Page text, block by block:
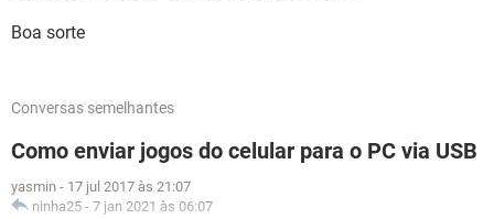
Boa sorte
Conversas semelhantes
Como enviar jogos do celular para o PC via USB
yasmin - 17 jul 2017 às 21:07
ninha25 - 7 jan 2021 às 06:07